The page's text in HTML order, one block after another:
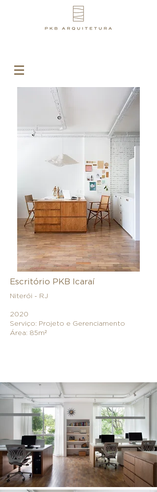
Escritório PKB Icaraí
Niterói - RJ
2020
Serviço: Projeto e Gerenciamento
Área: 85m²